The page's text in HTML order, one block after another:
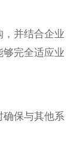
，并结合企业
够完全适应业
确保与其他系